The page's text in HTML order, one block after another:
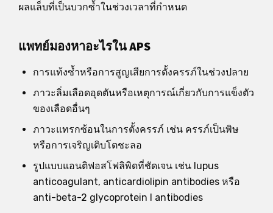
ผลแล็บที่เป็นบวกซ้ำในช่วงเวลาที่กำหนด
แพทย์มองหาอะไรใน APS
การแท้งซ้ำหรือการสูญเสียการตั้งครรภ์ในช่วงปลาย
ภาวะลิ่มเลือดอุดตันหรือเหตุการณ์เกี่ยวกับการแข็งตัว
ของเลือดอื่นๆ
ภาวะแทรกซ้อนในการตั้งครรภ์ เช่น ครรภ์เป็นพิษ
หรือการเจริญเติบโตชะลอ
รูปแบบแอนติฟอสโฟลิพิดที่ชัดเจน เช่น lupus
anticoagulant, anticardiolipin antibodies หรือ
anti-beta-2 glycoprotein I antibodies